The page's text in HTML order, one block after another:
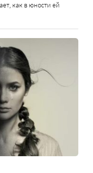
как в юности ей